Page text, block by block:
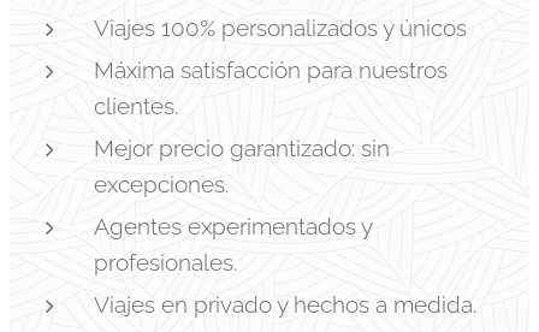
Viajes 100% personalizados y únicos
Máxima satisfacción para nuestros
clientes.
Mejor precio garantizado: sin
excepciones.
Agentes experimentados y
profesionales.
Viajes en privado y hechos a medida.